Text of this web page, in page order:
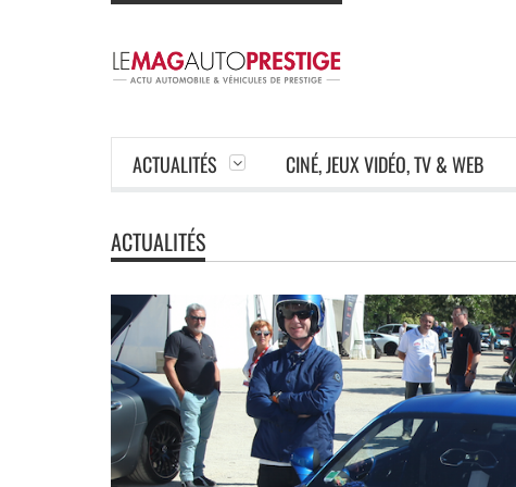
ACTUALITÉS CINÉ, JEUX VIDÉO, TV & WEB
ACTUALITÉS